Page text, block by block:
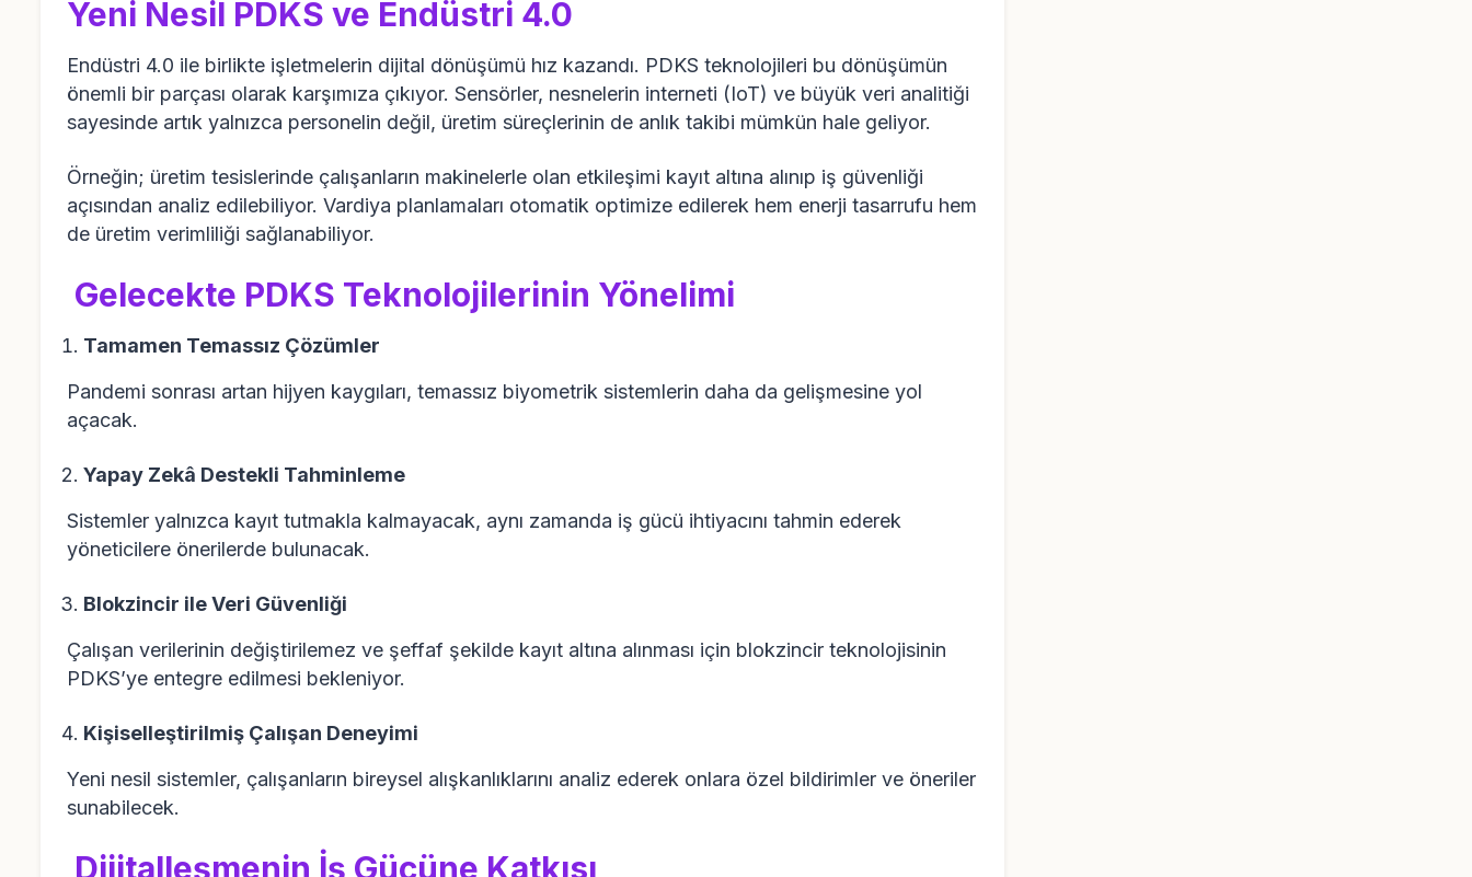
Yeni Nesil PDKS ve Endüstri 4.0
Endüstri 4.0 ile birlikte işletmelerin dijital dönüşümü hız kazandı. PDKS teknolojileri bu dönüşümün
önemli bir parçası olarak karşımıza çıkıyor. Sensörler, nesnelerin interneti (IoT) ve büyük veri analitiği
sayesinde artık yalnızca personelin değil, üretim süreçlerinin de anlık takibi mümkün hale geliyor.
Örneğin; üretim tesislerinde çalışanların makinelerle olan etkileşimi kayıt altına alınıp iş güvenliği
açısından analiz edilebiliyor. Vardiya planlamaları otomatik optimize edilerek hem enerji tasarrufu hem
de üretim verimliliği sağlanabiliyor.
Gelecekte PDKS Teknolojilerinin Yönelimi
Tamamen Temassız Çözümler
Pandemi sonrası artan hijyen kaygıları, temassız biyometrik sistemlerin daha da gelişmesine yol
açacak.
Yapay Zekâ Destekli Tahminleme
Sistemler yalnızca kayıt tutmakla kalmayacak, aynı zamanda iş gücü ihtiyacını tahmin ederek
yöneticilere önerilerde bulunacak.
Blokzincir ile Veri Güvenliği
Çalışan verilerinin değiştirilemez ve şeffaf şekilde kayıt altına alınması için blokzincir teknolojisinin
PDKS’ye entegre edilmesi bekleniyor.
Kişiselleştirilmiş Çalışan Deneyimi
Yeni nesil sistemler, çalışanların bireysel alışkanlıklarını analiz ederek onlara özel bildirimler ve öneriler
sunabilecek.
Dijitalleşmenin İş Gücüne Katkısı